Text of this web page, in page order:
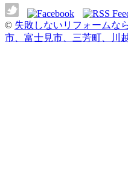
© 失敗しないリフォームな
市、富士見市、三芳町、川